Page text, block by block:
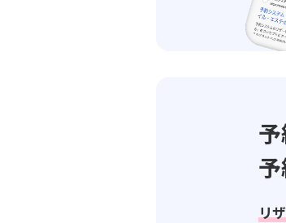
リ